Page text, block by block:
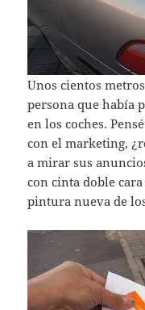
Unos cientos
persona que había
en los coches.
con el marketing,
a mirar sus
con cinta doble
pintura nueva de